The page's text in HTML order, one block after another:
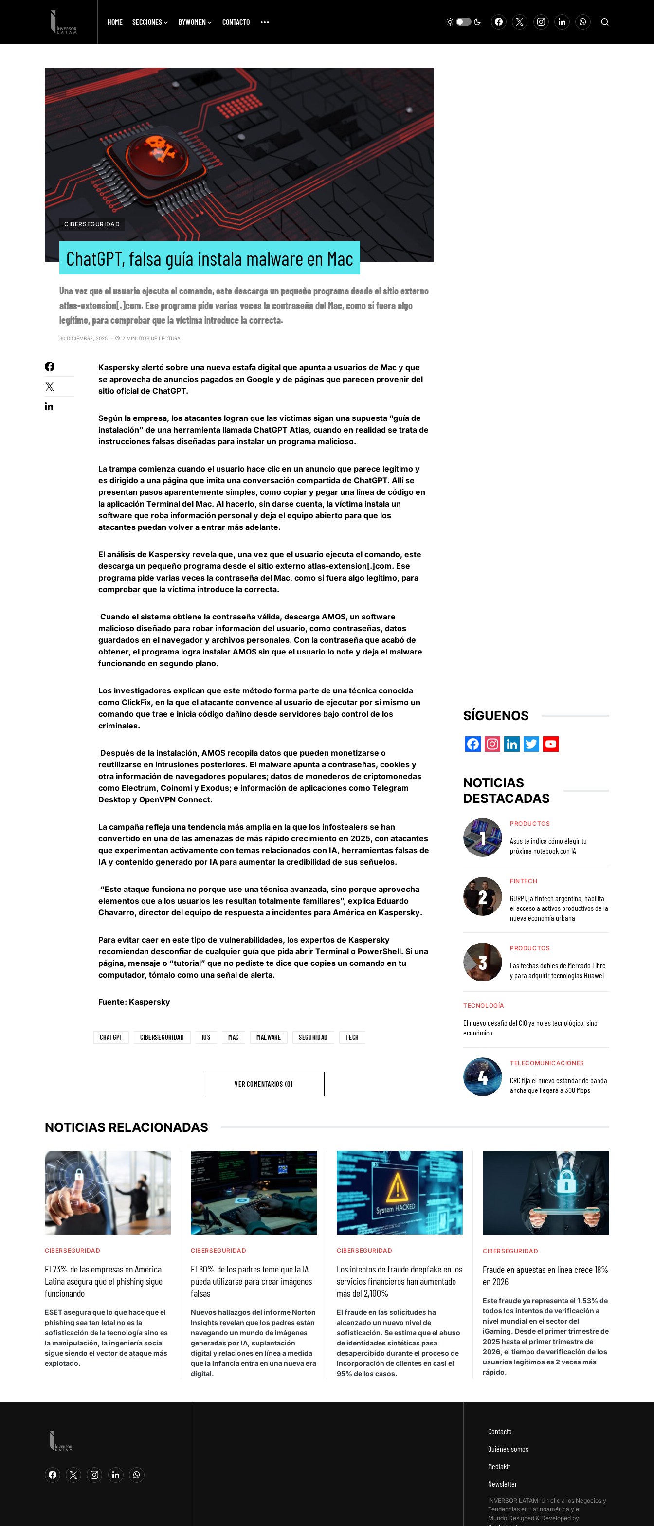
HOME SECCIONES BYWOMEN CONTACTO
CIBERSEGURIDAD
ChatGPT, falsa guía instala malware en Mac
Una vez que el usuario ejecuta el comando, este descarga un pequeño programa desde el sitio externo
atlas-extension[.]com. Ese programa pide varias veces la contraseña del Mac, como si fuera algo
legítimo, para comprobar que la víctima introduce la correcta.
30 DICIEMBRE, 2025 2 MINUTOS DE LECTURA
Kaspersky alertó sobre una nueva estafa digital que apunta a usuarios de Mac y que
se aprovecha de anuncios pagados en Google y de páginas que parecen provenir del
sitio oficial de ChatGPT.
Según la empresa, los atacantes logran que las víctimas sigan una supuesta “guía de
instalación” de una herramienta llamada ChatGPT Atlas, cuando en realidad se trata de
instrucciones falsas diseñadas para instalar un programa malicioso.
La trampa comienza cuando el usuario hace clic en un anuncio que parece legítimo y
es dirigido a una página que imita una conversación compartida de ChatGPT. Allí se
presentan pasos aparentemente simples, como copiar y pegar una línea de código en
la aplicación Terminal del Mac. Al hacerlo, sin darse cuenta, la víctima instala un
software que roba información personal y deja el equipo abierto para que los
atacantes puedan volver a entrar más adelante.
El análisis de Kaspersky revela que, una vez que el usuario ejecuta el comando, este
descarga un pequeño programa desde el sitio externo atlas-extension[.]com. Ese
programa pide varias veces la contraseña del Mac, como si fuera algo legítimo, para
comprobar que la víctima introduce la correcta.
Cuando el sistema obtiene la contraseña válida, descarga AMOS, un software
malicioso diseñado para robar información del usuario, como contraseñas, datos
guardados en el navegador y archivos personales. Con la contraseña que acabó de
obtener, el programa logra instalar AMOS sin que el usuario lo note y deja el malware
funcionando en segundo plano.
Los investigadores explican que este método forma parte de una técnica conocida
como ClickFix, en la que el atacante convence al usuario de ejecutar por sí mismo un
comando que trae e inicia código dañino desde servidores bajo control de los
criminales.
Después de la instalación, AMOS recopila datos que pueden monetizarse o
reutilizarse en intrusiones posteriores. El malware apunta a contraseñas, cookies y
otra información de navegadores populares; datos de monederos de criptomonedas
como Electrum, Coinomi y Exodus; e información de aplicaciones como Telegram
Desktop y OpenVPN Connect.
La campaña refleja una tendencia más amplia en la que los infostealers se han
convertido en una de las amenazas de más rápido crecimiento en 2025, con atacantes
que experimentan activamente con temas relacionados con IA, herramientas falsas de
IA y contenido generado por IA para aumentar la credibilidad de sus señuelos.
“Este ataque funciona no porque use una técnica avanzada, sino porque aprovecha
elementos que a los usuarios les resultan totalmente familiares”, explica Eduardo
Chavarro, director del equipo de respuesta a incidentes para América en Kaspersky.
Para evitar caer en este tipo de vulnerabilidades, los expertos de Kaspersky
recomiendan desconfiar de cualquier guía que pida abrir Terminal o PowerShell. Si una
página, mensaje o “tutorial” que no pediste te dice que copies un comando en tu
computador, tómalo como una señal de alerta.
Fuente: Kaspersky
CHATGPT CIBERSEGURIDAD IOS MAC MALWARE SEGURIDAD TECH
VER COMENTARIOS (0)
SÍGUENOS
NOTICIAS
DESTACADAS
PRODUCTOS
Asus te indica cómo elegir tu
próxima notebook con IA
FINTECH
GURPI, la fintech argentina, habilita
el acceso a activos productivos de la
nueva economía urbana
PRODUCTOS
Las fechas dobles de Mercado Libre
y para adquirir tecnologías Huawei
TECNOLOGÍA
El nuevo desafío del CIO ya no es tecnológico, sino
económico
TELECOMUNICACIONES
CRC fija el nuevo estándar de banda
ancha que llegará a 300 Mbps
NOTICIAS RELACIONADAS
CIBERSEGURIDAD
El 73% de las empresas en América
Latina asegura que el phishing sigue
funcionando
ESET asegura que lo que hace que el
phishing sea tan letal no es la
sofisticación de la tecnología sino es
la manipulación, la ingeniería social
sigue siendo el vector de ataque más
explotado.
CIBERSEGURIDAD
El 80% de los padres teme que la IA
pueda utilizarse para crear imágenes
falsas
Nuevos hallazgos del informe Norton
Insights revelan que los padres están
navegando un mundo de imágenes
generadas por IA, suplantación
digital y relaciones en línea a medida
que la infancia entra en una nueva era
digital.
CIBERSEGURIDAD
Los intentos de fraude deepfake en los
servicios financieros han aumentado
más del 2,100%
El fraude en las solicitudes ha
alcanzado un nuevo nivel de
sofisticación. Se estima que el abuso
de identidades sintéticas pasa
desapercibido durante el proceso de
incorporación de clientes en casi el
95% de los casos.
CIBERSEGURIDAD
Fraude en apuestas en línea crece 18%
en 2026
Este fraude ya representa el 1.53% de
todos los intentos de verificación a
nivel mundial en el sector del
iGaming. Desde el primer trimestre de
2025 hasta el primer trimestre de
2026, el tiempo de verificación de los
usuarios legítimos es 2 veces más
rápido.
Contacto
Quiénes somos
Mediakit
Newsletter
INVERSOR LATAM: Un clic a los Negocios y
Tendencias en Latinoamérica y el
Mundo.Designed & Developed by